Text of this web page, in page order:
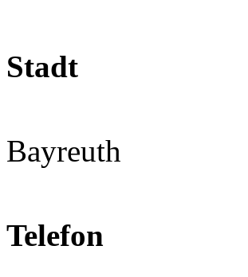
Stadt
Bayreuth
Telefon